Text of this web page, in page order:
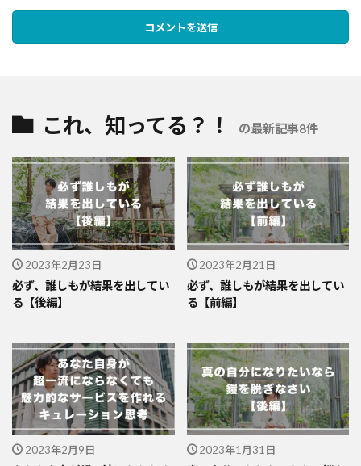
これ、知ってる？！ の最新記事8件
2023年2月23日
必ず、誰しもが結果を出してい
る【後編】
2023年2月21日
必ず、誰しもが結果を出してい
る【前編】
2023年2月9日 2023年1月31日